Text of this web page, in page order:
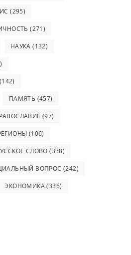
(295)
(271)
НАУКА (132)
(142)
ПАМЯТЬ (457)
(97)
(106)
СЛОВО (338)
ВОПРОС (242)
ЭКОНОМИКА(336)